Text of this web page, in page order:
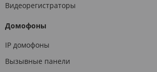
Видеорегистраторы
Домофоны
IP домофоны
Вызывные панели